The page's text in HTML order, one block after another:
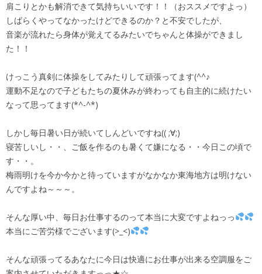
肩こりとかも解消できて気持ちいいです！！（おススメですよっ）
しばらくやってなかったけどできるのか？と不安でしたが、
音楽が流れたら身体が覚えてるみたいでちゃんと体操ができまし
た！！
けっこう真剣に体操をしてみたりして頑張ってます(^^♪
運動不足なので子どもたちの夏休みが終わっても自主的に続けたい
なって思ってます(*^-^*)
しかし毎日暑い日が続いてしんどいですね(( ;∀;)
寝苦しいし・・、ご飯を作るのも暑くて嫌になる・・今日この頃で
す・・。
梅雨明けを今か今かと待っていますがなかなか東海地方は明けない
んですよね～～～。
そんな厚い中、毎日お仕事するのって本当に大変ですよねっっ
本当にご苦労様でございます(>_<)
そんな頑張ってるあなたに今日は快適にお仕事が出来る空調服をご